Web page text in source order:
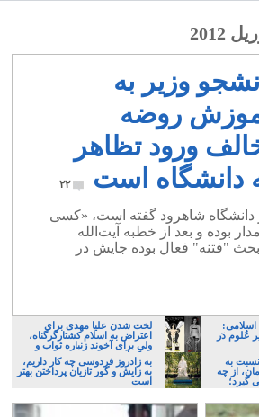
2012
وزیر به
روضه
ورود تظاهر
دانشگاه است
۲۲
دانشگاه شاهرود گفته است، «کسی
بوده و بعد از خطبه آیت‌الله
۹ دی در بحث "فتنه" فعال بوده جایش در
اسلامی:
عُلوم دَر
لخت شدن علیا مهدی برای
اعتراض به اسلام کشتارگرگناه،
ولی برای آخوند زنباره ثواب و
تبرک است
به
از چه
گیرد؛
به زادروز فردوسی چه کار داریم،
به زایش و گور تازیان پرداختن بهتر
است